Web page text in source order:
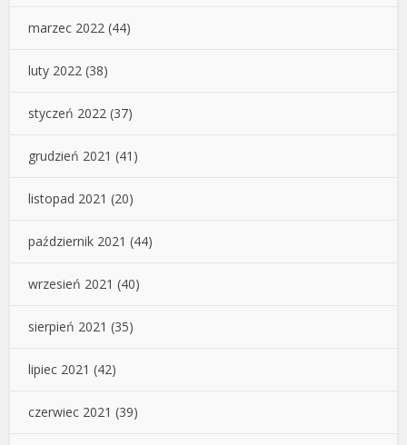
marzec 2022 (44)
luty 2022 (38)
styczeń 2022 (37)
grudzień 2021 (41)
listopad 2021 (20)
październik 2021 (44)
wrzesień 2021 (40)
sierpień 2021 (35)
lipiec 2021 (42)
czerwiec 2021 (39)